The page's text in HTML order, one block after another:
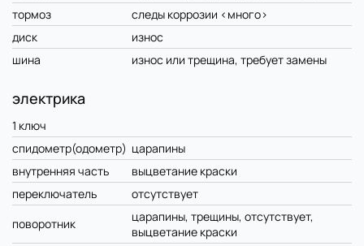
тормоз
следы коррозии <много>
диск
износ
шина
износ или трещина, требует замены
электрика
1 ключ
спидометр(одометр) царапины
внутренняя часть
выцветание краски
переключатель
отсутствует
поворотник
царапины, трещины, отсутствует,
выцветание краски